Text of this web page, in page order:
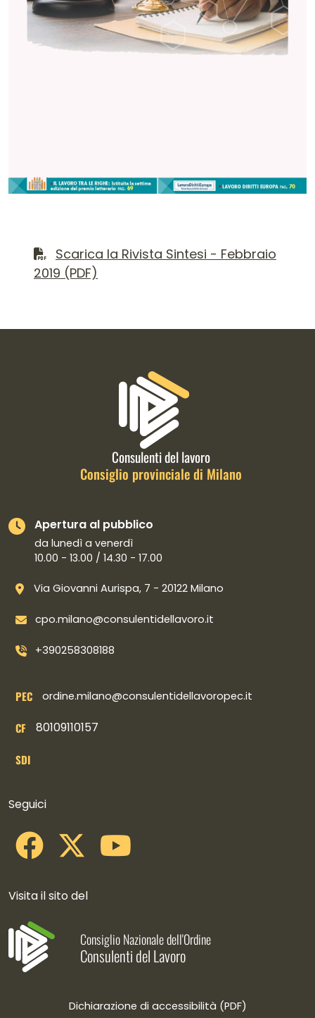
Contenuto del numero
Scarica il file PDF
Scarica la Rivista Sintesi - Febbraio
2019 (PDF)
Informazioni di contatto e link
Consulenti del lavoro
Consiglio provinciale di Milano
Apertura al pubblico
da lunedì a venerdì
10.00 - 13.00 / 14.30 - 17.00
Via Giovanni Aurispa, 7 - 20122 Milano
cpo.milano@consulentidellavoro.it
+390258308188
PEC ordine.milano@consulentidellavoropec.it
CF 80109110157
SDI
Seguici
Visita il sito del
Consiglio Nazionale dell'Ordine
Consulenti del Lavoro
Dichiarazione di accessibilità (PDF)